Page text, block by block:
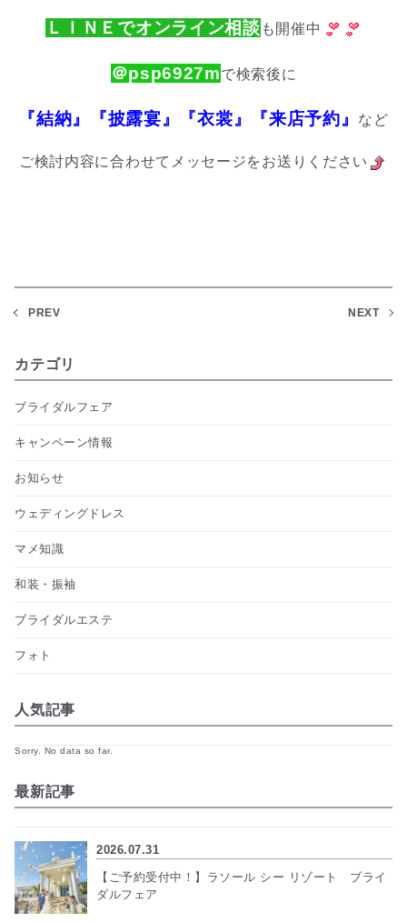
ＬＩＮＥでオンライン相談 も開催中
＠psp6927mで検索後に
『結納』『披露宴』『衣裳』『来店予約』 など
ご検討内容に合わせてメッセージをお送りください
PREV NEXT
カテゴリ
ブライダルフェア
キャンペーン情報
お知らせ
ウェディングドレス
マメ知識
和装・振袖
ブライダルエステ
フォト
人気記事
Sorry. No data so far.
最新記事
2026.07.31
【ご予約受付中！】ラソール シー リゾート ブライ
ダルフェア